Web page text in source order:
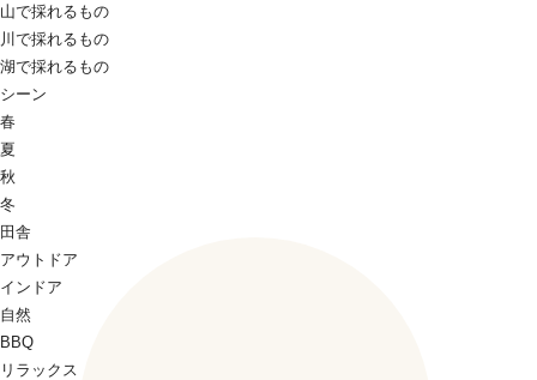
山で採れるもの
川で採れるもの
湖で採れるもの
シーン
春
夏
秋
冬
田舎
アウトドア
インドア
自然
BBQ
リラックス